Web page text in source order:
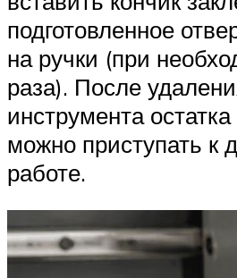
подготовленное
на ручки (при
раза). После
инструмента остатка
можно приступать к
работе.